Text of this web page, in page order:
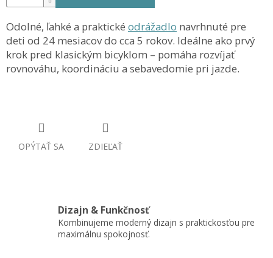
Odolné, ľahké a praktické odrážadlo navrhnuté pre
deti od 24 mesiacov do cca 5 rokov. Ideálne ako prvý
krok pred klasickým bicyklom – pomáha rozvíjať
rovnováhu, koordináciu a sebavedomie pri jazde.
OPÝTAŤ SA ZDIEĽAŤ
Dizajn & Funkčnosť
Kombinujeme moderný dizajn s praktickosťou pre
maximálnu spokojnosť.